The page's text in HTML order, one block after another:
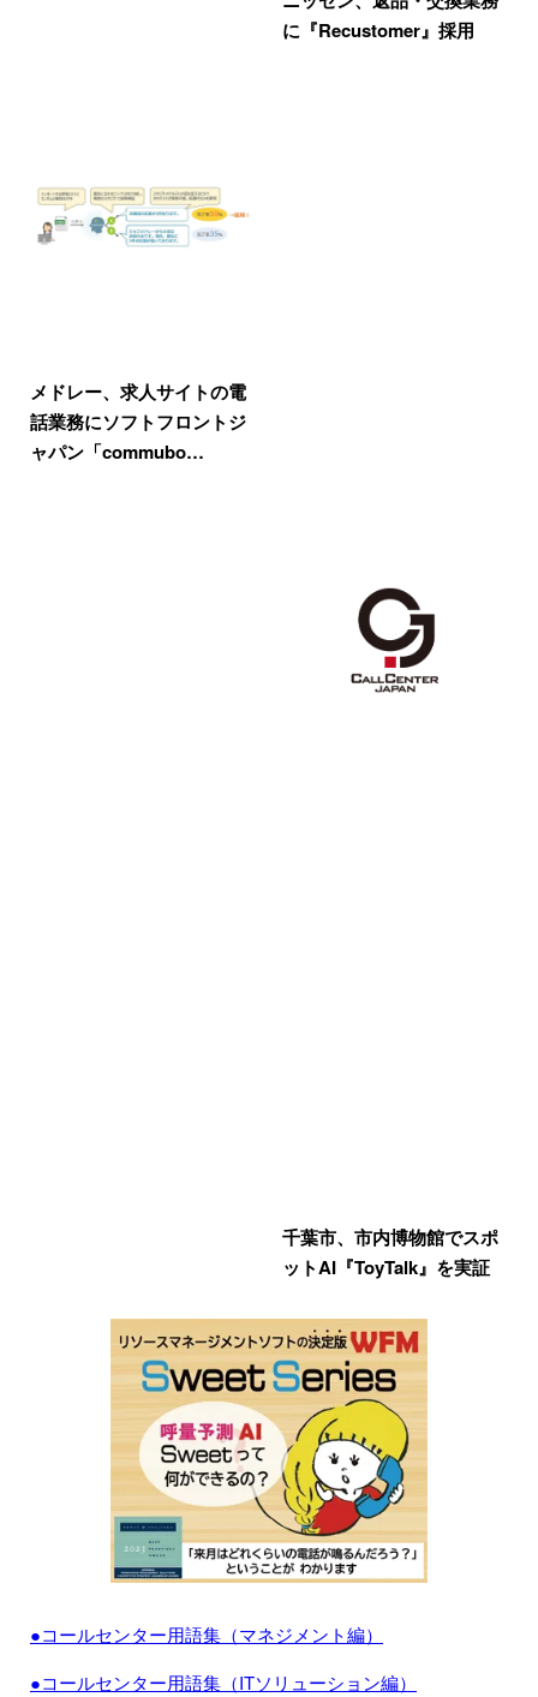
に『Recustomer』採用
メドレー、求人サイトの電
話業務にソフトフロントジ
ャパン「commubo…
千葉市、市内博物館でスポ
ットAI『ToyTalk』を実証
●コールセンター用語集（マネジメント編）
●コールセンター用語集（ITソリューション編）